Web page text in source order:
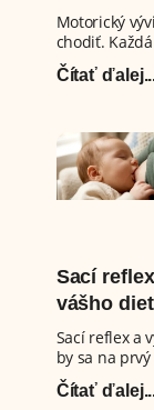
Motorický
chodiť.
Čítať
Sací
vášho
Sací reflex a
by sa na prvý
Čítať